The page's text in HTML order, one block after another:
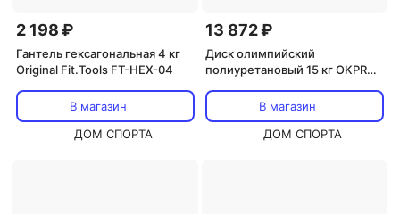
2 198 ₽
Гантель гексагональная 4 кг
Original Fit.Tools FT-HEX-04
В магазин
ДОМ СПОРТА
13 872 ₽
Диск олимпийский
полиуретановый 15 кг OKPRO
В магазин
ДОМ СПОРТА